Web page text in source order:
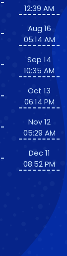
12:39 AM
Aug 16
05:14 AM
Sep 14
10:35 AM
Oct 13
06:14 PM
Nov 12
05:29 AM
Dec 11
08:52 PM